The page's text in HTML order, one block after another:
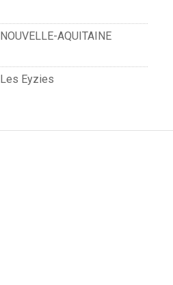
NOUVELLE-AQUITAINE
Les Eyzies